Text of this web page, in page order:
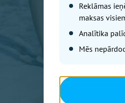
Reklāmas
maksas
Analītika
Mēs